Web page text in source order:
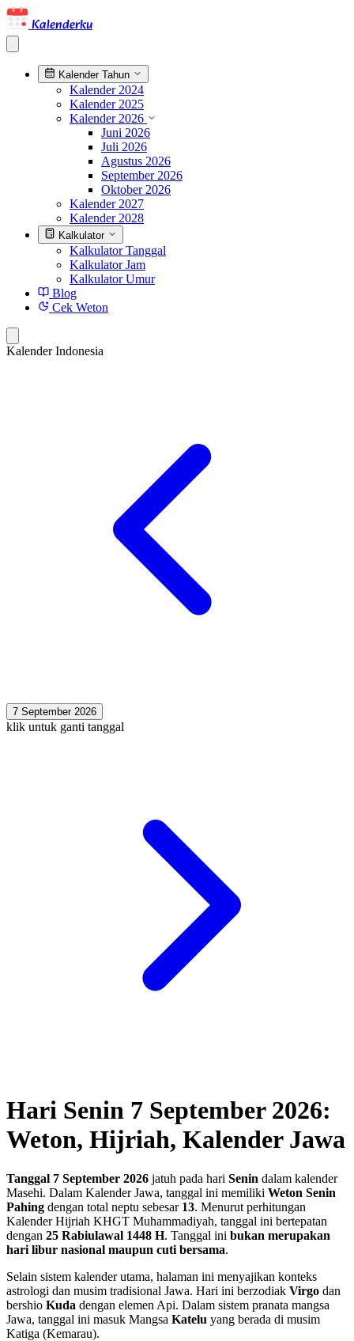
Kalenderku
Kalender Tahun
Kalender 2024
Kalender 2025
Kalender 2026
Juni 2026
Juli 2026
Agustus 2026
September 2026
Oktober 2026
Kalender 2027
Kalender 2028
Kalkulator
Kalkulator Tanggal
Kalkulator Jam
Kalkulator Umur
Blog
Cek Weton
Kalender Indonesia
7 September 2026
klik untuk ganti tanggal
Hari Senin 7 September 2026:
Weton, Hijriah, Kalender Jawa
Tanggal 7 September 2026 jatuh pada hari Senin dalam kalender
Masehi. Dalam Kalender Jawa, tanggal ini memiliki Weton Senin
Pahing dengan total neptu sebesar 13. Menurut perhitungan
Kalender Hijriah KHGT Muhammadiyah, tanggal ini bertepatan
dengan 25 Rabiulawal 1448 H. Tanggal ini bukan merupakan
hari libur nasional maupun cuti bersama.
Selain sistem kalender utama, halaman ini menyajikan konteks
astrologi dan musim tradisional Jawa. Hari ini berzodiak Virgo dan
bershio Kuda dengan elemen Api. Dalam sistem pranata mangsa
Jawa, tanggal ini masuk Mangsa Katelu yang berada di musim
Katiga (Kemarau).